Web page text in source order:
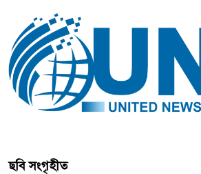
ছবি সংগৃহীত